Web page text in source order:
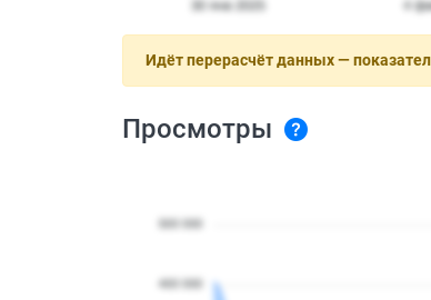
Идёт перерасчёт данных —
Просмотры